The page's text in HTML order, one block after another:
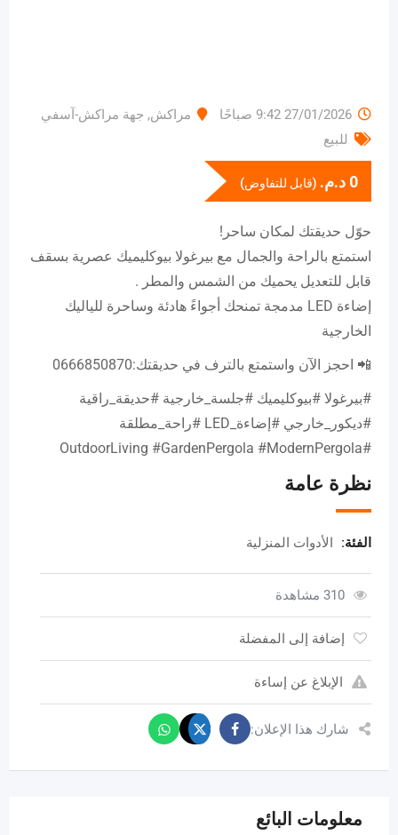
27/01/2026 9:42 صباحًا مراكش, جهة مراكش-آسفي
للبيع
0 د.م. (قابل للتفاوض)
حوّل حديقتك لمكان ساحر!
استمتع بالراحة والجمال مع بيرغولا بيوكليميك عصرية بسقف
قابل للتعديل يحميك من الشمس والمطر .
إضاءة LED مدمجة تمنحك أجواءً هادئة وساحرة للياليك
الخارجية
📲 احجز الآن واستمتع بالترف في حديقتك:0666850870
#بيرغولا #بيوكليميك #جلسة_خارجية #حديقة_راقية
#ديكور_خارجي #إضاءة_LED #راحة_مطلقة
#OutdoorLiving #GardenPergola #ModernPergola
نظرة عامة
الفئة: الأدوات المنزلية
310 مشاهدة
إضافة إلى المفضلة
الإبلاغ عن إساءة
شارك هذا الإعلان:
معلومات البائع